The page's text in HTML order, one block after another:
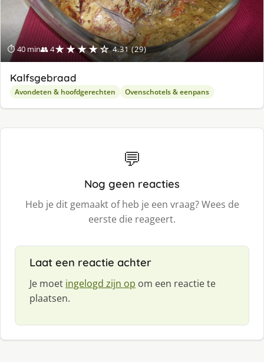
⏱ 40 min👥 4★★★★☆ 4.31 (29)
Kalfsgebraad
Avondeten & hoofdgerechten Ovenschotels & eenpans
💬
Nog geen reacties
Heb je dit gemaakt of heb je een vraag? Wees de
eerste die reageert.
Laat een reactie achter
Je moet ingelogd zijn op om een reactie te
plaatsen.